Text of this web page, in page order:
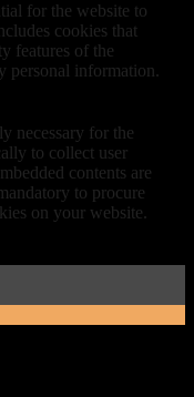
for the website to
cookies that
features of the
personal information.
necessary for the
to collect user
contents are
to procure
on your website.